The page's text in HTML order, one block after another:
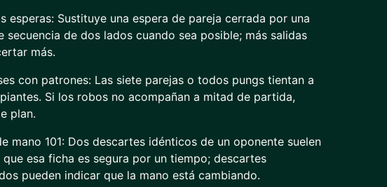
esperas: Sustituye una espera de pareja cerrada por una
secuencia de dos lados cuando sea posible; más salidas
más.
con patrones: Las siete parejas o todos pungs tientan a
Si los robos no acompañan a mitad de partida,
plan.
mano 101: Dos descartes idénticos de un oponente suelen
esa ficha es segura por un tiempo; descartes
pueden indicar que la mano está cambiando.